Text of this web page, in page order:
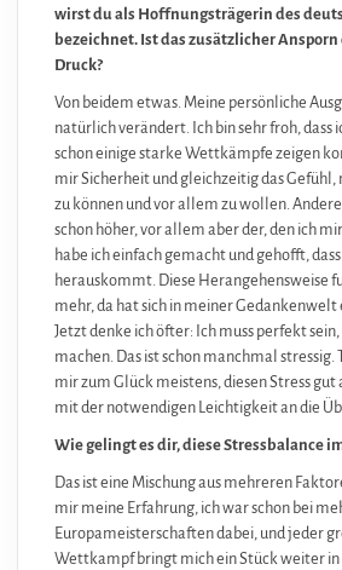
wirst du als Hoffnungsträgerin des
bezeichnet. Ist das zusätzlicher
Druck?
Von beidem etwas. Meine persönliche
natürlich verändert. Ich bin sehr froh, dass
schon einige starke Wettkämpfe zeigen
mir Sicherheit und gleichzeitig das
zu können und vor allem zu wollen.
schon höher, vor allem aber der, den ich
habe ich einfach gemacht und gehofft,
herauskommt. Diese Herangehensweise
mehr, da hat sich in meiner
Jetzt denke ich öfter: Ich muss perfekt
machen. Das ist schon manchmal
mir zum Glück meistens, diesen Stress
mit der notwendigen Leichtigkeit an die
Wie gelingt es dir, diese Stressbalance
Das ist eine Mischung aus mehreren
mir meine Erfahrung, ich war schon bei
Europameisterschaften dabei, und jeder
Wettkampf bringt mich ein Stück weiter